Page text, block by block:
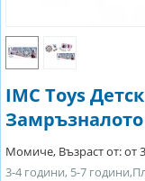
IMC Toys
Замръзналото
Момиче, Възраст от: от
3-4 години, 5-7